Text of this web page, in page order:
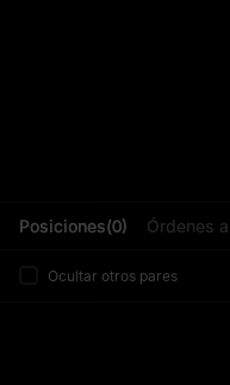
Posiciones(0) Órdenes
Ocultar otros pares